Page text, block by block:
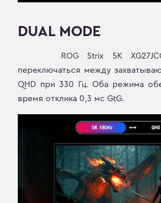
DUAL MODE
ROG Strix 5K XG27JCG
переключаться между
QHD при 330 Гц. Оба режима
время отклика 0,3 мс GtG.